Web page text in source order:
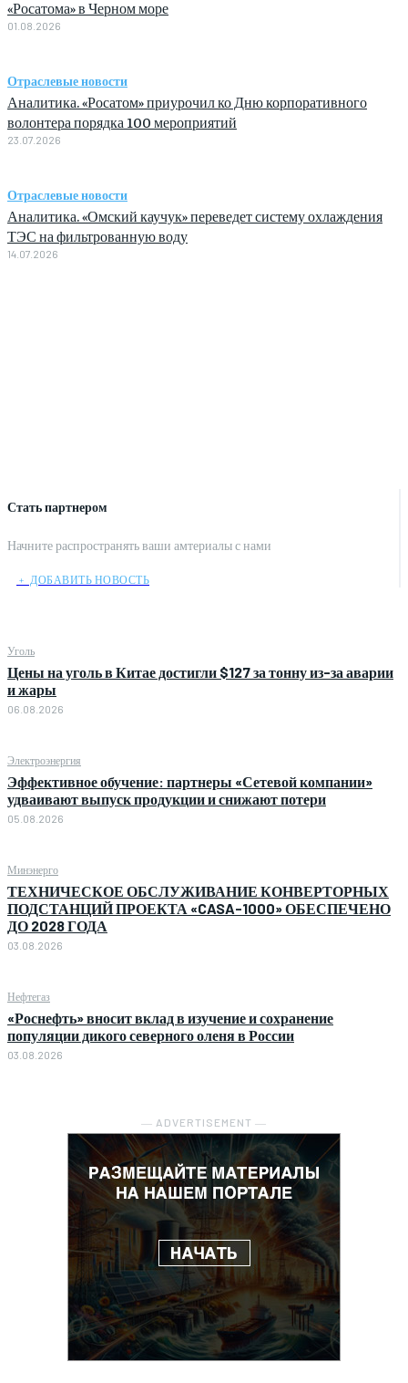
Стать партнером
Начните распространять ваши амтериалы с нами
﹢ ДОБАВИТЬ НОВОСТЬ
Уголь
Цены на уголь в Китае достигли $127 за тонну из-за аварии
и жары
06.08.2026
Электроэнергия
Эффективное обучение: партнеры «Сетевой компании»
удваивают выпуск продукции и снижают потери
05.08.2026
Минэнерго
ТЕХНИЧЕСКОЕ ОБСЛУЖИВАНИЕ КОНВЕРТОРНЫХ
ПОДСТАНЦИЙ ПРОЕКТА «CASA-1000» ОБЕСПЕЧЕНО
ДО 2028 ГОДА
03.08.2026
Нефтегаз
«Роснефть» вносит вклад в изучение и сохранение
популяции дикого северного оленя в России
03.08.2026
― ADVERTISEMENT ―
«Росатома» в Черном море
01.08.2026
Отраслевые новости
Аналитика. «Росатом» приурочил ко Дню корпоративного
волонтера порядка 100 мероприятий
23.07.2026
Отраслевые новости
Аналитика. «Омский каучук» переведет систему охлаждения
ТЭС на фильтрованную воду
14.07.2026